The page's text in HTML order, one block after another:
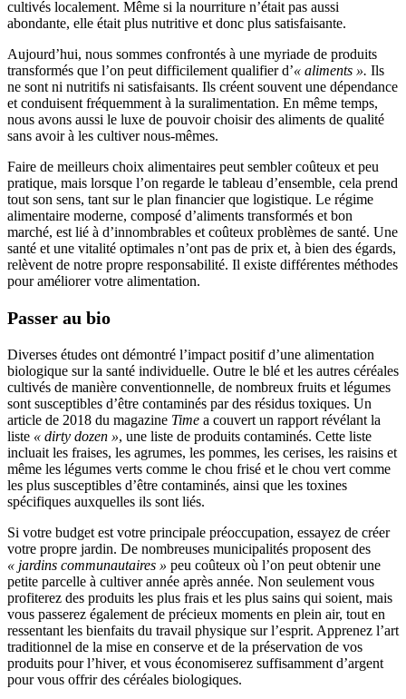
cultivés localement. Même si la nourriture n’était pas aussi
abondante, elle était plus nutritive et donc plus satisfaisante.
Aujourd’hui, nous sommes confrontés à une myriade de produits
transformés que l’on peut difficilement qualifier d’« aliments ». Ils
ne sont ni nutritifs ni satisfaisants. Ils créent souvent une dépendance
et conduisent fréquemment à la suralimentation. En même temps,
nous avons aussi le luxe de pouvoir choisir des aliments de qualité
sans avoir à les cultiver nous-mêmes.
Faire de meilleurs choix alimentaires peut sembler coûteux et peu
pratique, mais lorsque l’on regarde le tableau d’ensemble, cela prend
tout son sens, tant sur le plan financier que logistique. Le régime
alimentaire moderne, composé d’aliments transformés et bon
marché, est lié à d’innombrables et coûteux problèmes de santé. Une
santé et une vitalité optimales n’ont pas de prix et, à bien des égards,
relèvent de notre propre responsabilité. Il existe différentes méthodes
pour améliorer votre alimentation.
Passer au bio
Diverses études ont démontré l’impact positif d’une alimentation
biologique sur la santé individuelle. Outre le blé et les autres céréales
cultivés de manière conventionnelle, de nombreux fruits et légumes
sont susceptibles d’être contaminés par des résidus toxiques. Un
article de 2018 du magazine Time a couvert un rapport révélant la
liste « dirty dozen », une liste de produits contaminés. Cette liste
incluait les fraises, les agrumes, les pommes, les cerises, les raisins et
même les légumes verts comme le chou frisé et le chou vert comme
les plus susceptibles d’être contaminés, ainsi que les toxines
spécifiques auxquelles ils sont liés.
Si votre budget est votre principale préoccupation, essayez de créer
votre propre jardin. De nombreuses municipalités proposent des
« jardins communautaires » peu coûteux où l’on peut obtenir une
petite parcelle à cultiver année après année. Non seulement vous
profiterez des produits les plus frais et les plus sains qui soient, mais
vous passerez également de précieux moments en plein air, tout en
ressentant les bienfaits du travail physique sur l’esprit. Apprenez l’art
traditionnel de la mise en conserve et de la préservation de vos
produits pour l’hiver, et vous économiserez suffisamment d’argent
pour vous offrir des céréales biologiques.